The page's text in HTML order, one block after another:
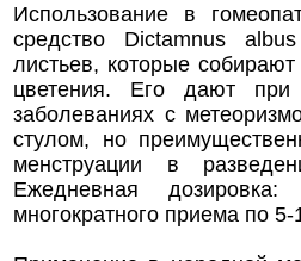
Использование в
средство Dictamnus
листьев, которые
цветения. Его дают при
заболеваниях с
стулом, но
менструации в
Ежедневная
многократного приема по 5-